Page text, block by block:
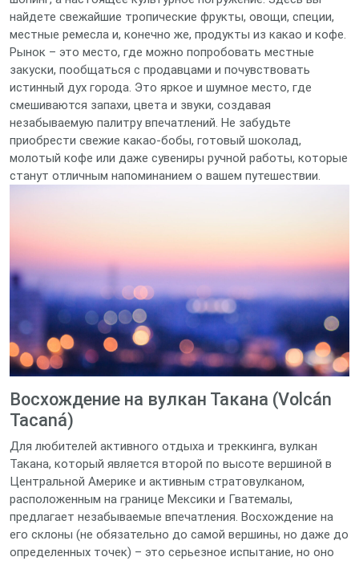
найдете свежайшие тропические фрукты, овощи, специи,
местные ремесла и, конечно же, продукты из какао и кофе.
Рынок – это место, где можно попробовать местные
закуски, пообщаться с продавцами и почувствовать
истинный дух города. Это яркое и шумное место, где
смешиваются запахи, цвета и звуки, создавая
незабываемую палитру впечатлений. Не забудьте
приобрести свежие какао-бобы, готовый шоколад,
молотый кофе или даже сувениры ручной работы, которые
станут отличным напоминанием о вашем путешествии.
Восхождение на вулкан Такана (Volcán
Tacaná)
Для любителей активного отдыха и треккинга, вулкан
Такана, который является второй по высоте вершиной в
Центральной Америке и активным стратовулканом,
расположенным на границе Мексики и Гватемалы,
предлагает незабываемые впечатления. Восхождение на
его склоны (не обязательно до самой вершины, но даже до
определенных точек) – это серьезное испытание, но оно